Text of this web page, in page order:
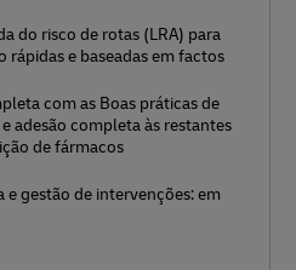
do risco de rotas (LRA) para
rápidas e baseadas em factos
com as Boas práticas de
adesão completa às restantes
de fármacos
gestão de intervenções: em